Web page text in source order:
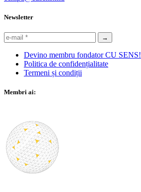
Newsletter
Devino membru fondator CU SENS!
Politica de confidențialitate
Termeni și condiții
Membri ai: